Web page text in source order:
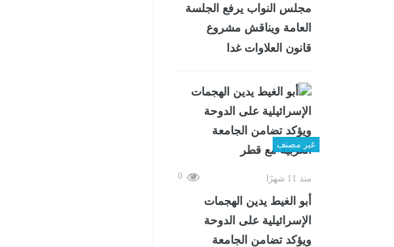
مجلس النواب يرفع الجلسة
العامة ويناقش مشروع
قانون العلاوات غدا
غير مصنف
منذ 11 شهرًا 0
أبو الغيط يدين الهجمات
الإسرائيلية على الدوحة
ويؤكد تضامن الجامعة